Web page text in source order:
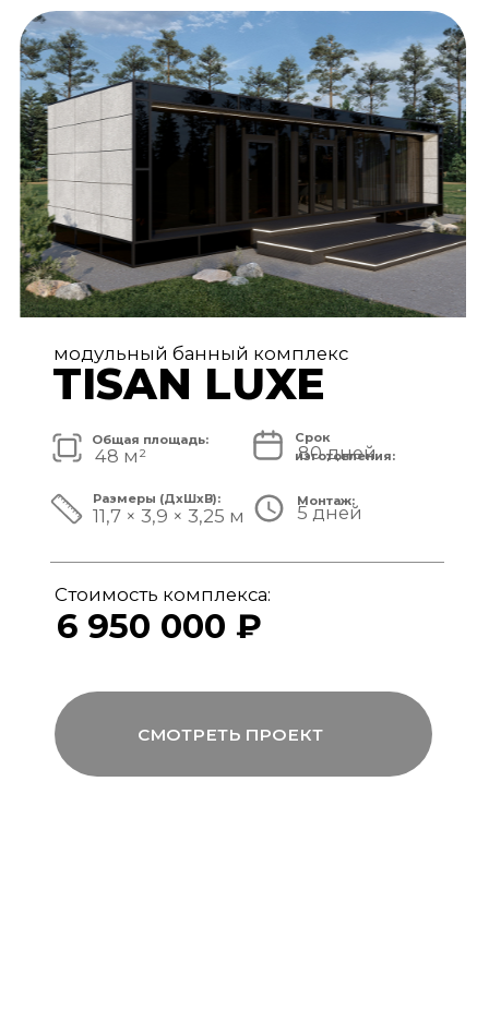
АРХИТЕКТУРА И ЭКСТЕРЬЕР
Мы совмещаем скорость модульной
сборки с технологиями капитального
строительства, включая использование
бетона, керамогранита и премиального
инженерного оборудования